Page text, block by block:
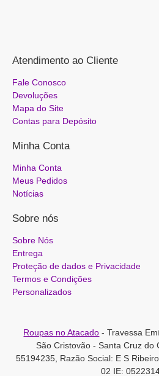
Atendimento ao Cliente
Fale Conosco
Devoluções
Mapa do Site
Contas para Depósito
Minha Conta
Minha Conta
Meus Pedidos
Notícias
Sobre nós
Sobre Nós
Entrega
Proteção de dados e Privacidade
Termos e Condições
Personalizados
Roupas no Atacado - Travessa
São Cristovão - Santa Cruz do
55194235, Razão Social: E S
02 IE: